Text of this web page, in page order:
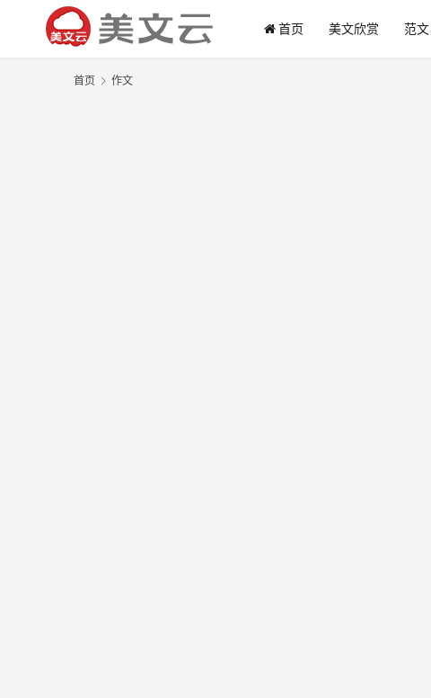
首页 美文欣赏 范文
首页 作文